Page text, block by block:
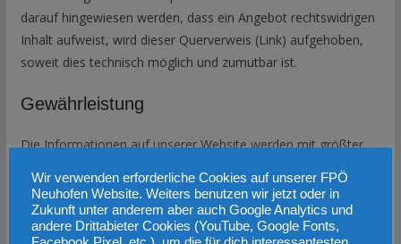
darauf hingewiesen werden, dass ein Angebot rechtswidrigen
Inhalt aufweist, wird dieser Querverweis (Link) aufgehoben,
soweit dies technisch möglich und zumutbar ist.
Gewährleistung
Die Informationen auf unserer Website werden mit größter
Sorgfalt erstellt. Die FPÖ Neuhofen an der Krems übernimmt
jedoch keine Gewähr für deren Vollständigkeit oder
Geeignetheit für bestimmte Verwendungszwecke. Die
Nutzung der auf unserer Website zur Verfügung gestellten
Wir verwenden erforderliche Cookies auf unserer FPÖ
Neuhofen Website. Weiters benutzen wir jetzt oder in
Zukunft unter anderem aber auch Google Analytics und
andere Drittabieter Cookies (YouTube, Google Fonts,